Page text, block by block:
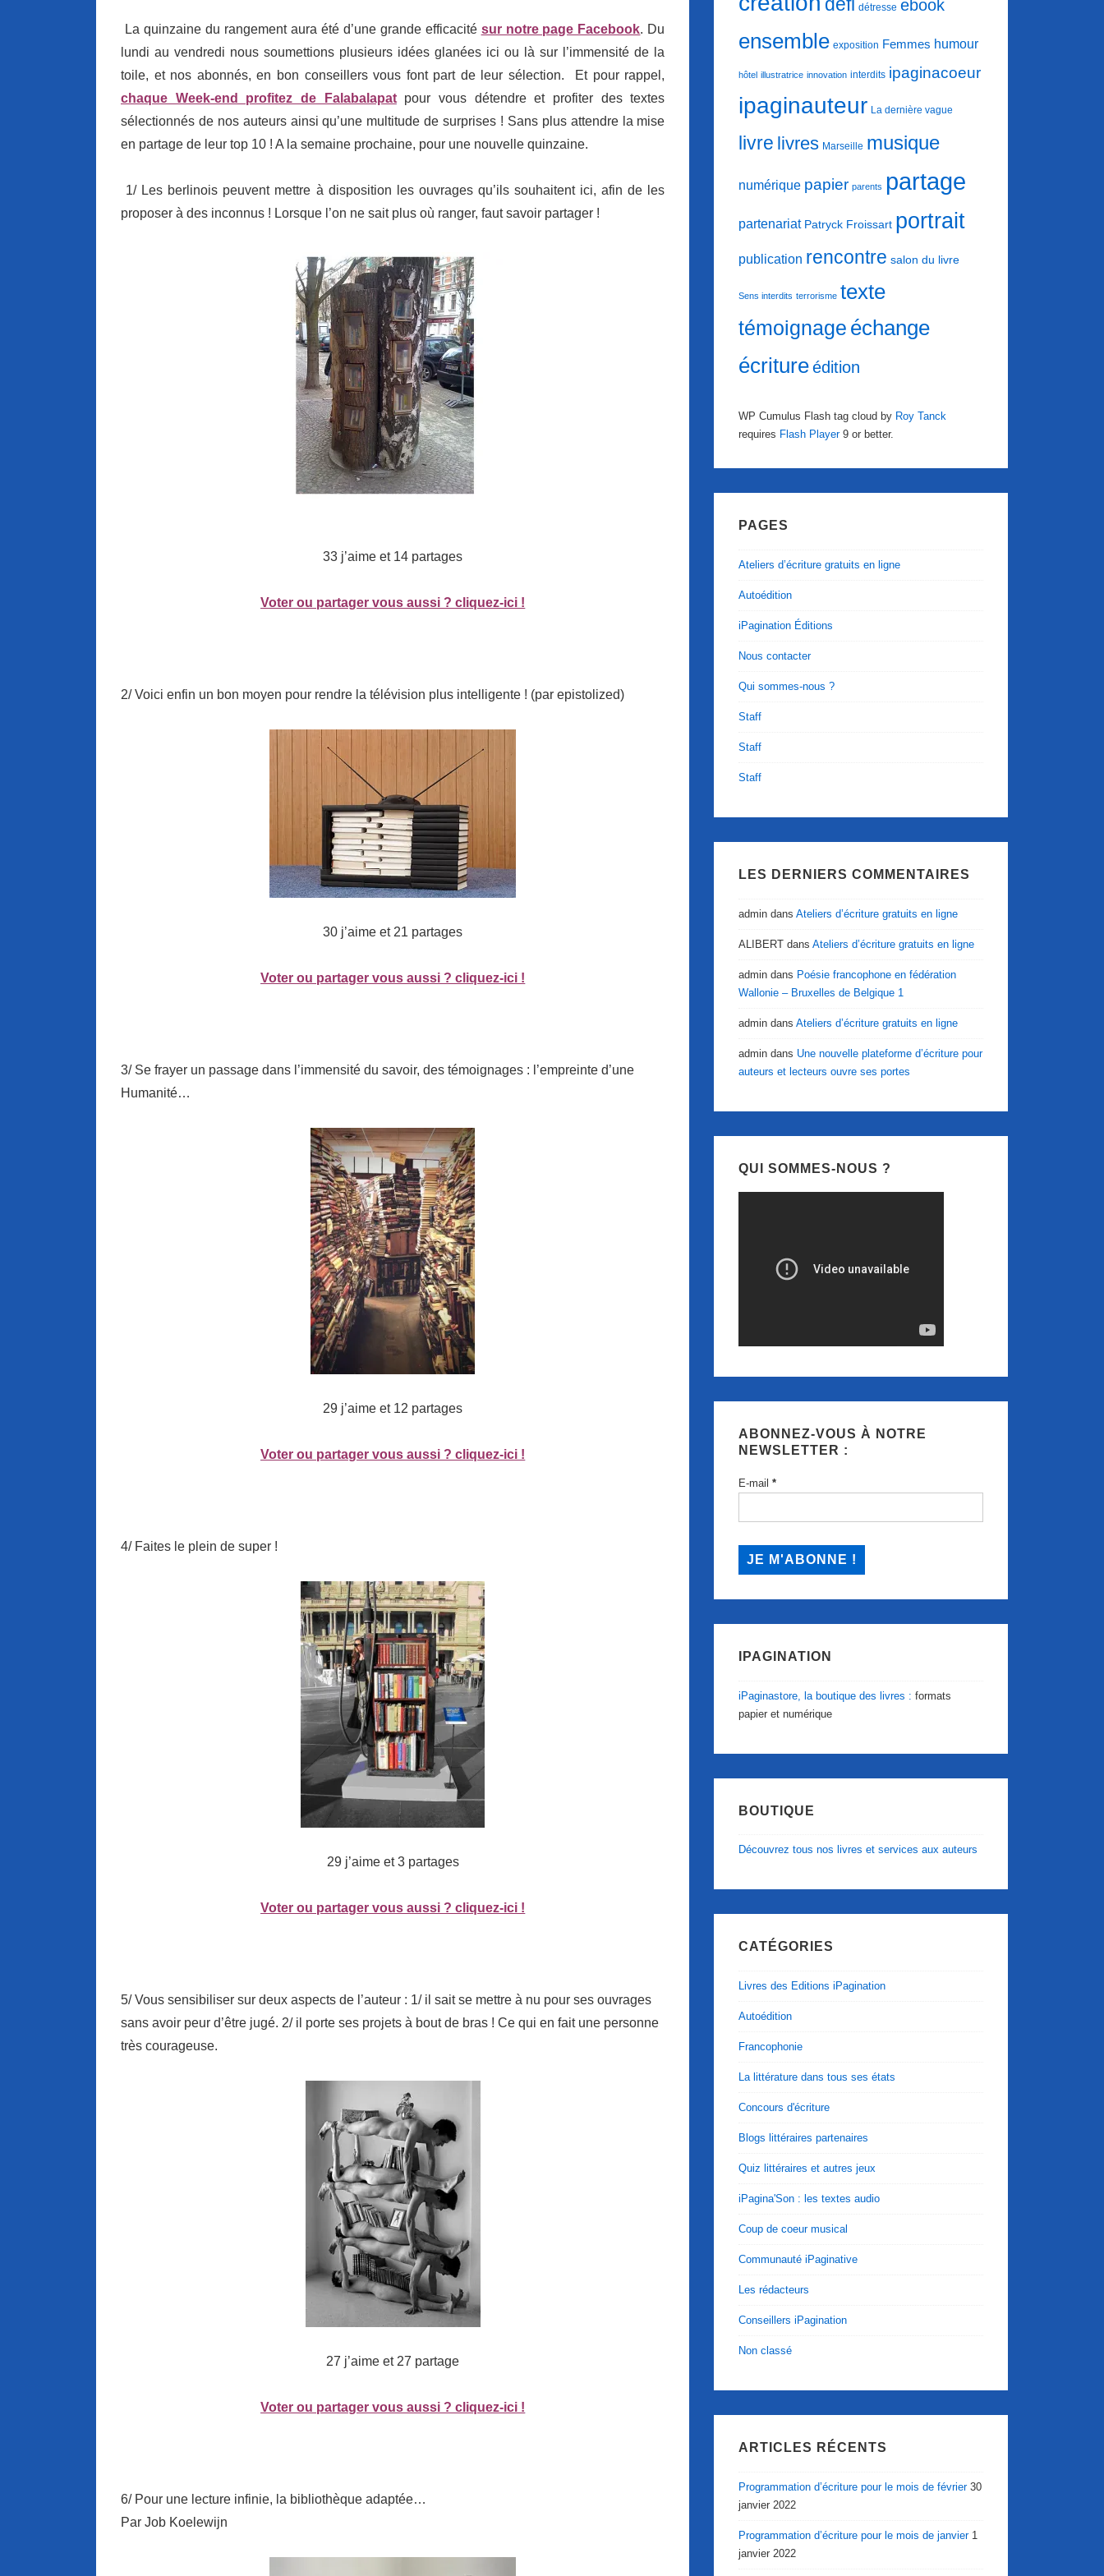
La quinzaine du rangement aura été d’une grande efficacité sur notre page Facebook. Du
lundi au vendredi nous soumettions plusieurs idées glanées ici ou là sur l’immensité de la
toile, et nos abonnés, en bon conseillers vous font part de leur sélection. Et pour rappel,
chaque Week-end profitez de Falabalapatpour vous détendre et profiter des textes
sélectionnés de nos auteurs ainsi qu’une multitude de surprises ! Sans plus attendre la mise
en partage de leur top 10 ! A la semaine prochaine, pour une nouvelle quinzaine.
1/ Les berlinois peuvent mettre à disposition les ouvrages qu’ils souhaitent ici, afin de les
proposer à des inconnus ! Lorsque l’on ne sait plus où ranger, faut savoir partager !
33 j’aime et 14 partages
Voter ou partager vous aussi ? cliquez-ici !
2/ Voici enfin un bon moyen pour rendre la télévision plus intelligente ! (par epistolized)
30 j’aime et 21 partages
Voter ou partager vous aussi ? cliquez-ici !
3/ Se frayer un passage dans l’immensité du savoir, des témoignages : l’empreinte d’une
Humanité…
29 j’aime et 12 partages
Voter ou partager vous aussi ? cliquez-ici !
4/ Faites le plein de super !
29 j’aime et 3 partages
Voter ou partager vous aussi ? cliquez-ici !
5/ Vous sensibiliser sur deux aspects de l’auteur : 1/ il sait se mettre à nu pour ses ouvrages
sans avoir peur d’être jugé. 2/ il porte ses projets à bout de bras ! Ce qui en fait une personne
très courageuse.
27 j’aime et 27 partage
Voter ou partager vous aussi ? cliquez-ici !
6/ Pour une lecture infinie, la bibliothèque adaptée…
Par Job Koelewijn
défi détresse ebook
ensemble exposition Femmes humour
hôtel illustratrice innovation interdits ipaginacoeur
ipaginauteur La dernière vague
livre livres Marseille musique
numérique papier parents partage
partenariat Patryck Froissart portrait
publication rencontre salon du livre
Sens interdits terrorisme texte
témoignage échange
écritureédition
WP Cumulus Flash tag cloud by Roy Tanck
requires Flash Player9 or better.
PAGES
Ateliers d’écriture gratuits en ligne
Autoédition
iPagination Éditions
Nous contacter
Qui sommes-nous ?
Staff
Staff
Staff
LES DERNIERS COMMENTAIRES
admin dansAteliers d’écriture gratuits en ligne
ALIBERT dansAteliers d’écriture gratuits en ligne
admin dans Poésie francophone en fédération
Wallonie – Bruxelles de Belgique 1
admin dansAteliers d’écriture gratuits en ligne
admin dans Une nouvelle plateforme d’écriture pour
auteurs et lecteurs ouvre ses portes
QUI SOMMES-NOUS ?
ABONNEZ-VOUS À NOTRE
NEWSLETTER :
E-mail*
IPAGINATION
iPaginastore, la boutique des livres : formats
papier et numérique
BOUTIQUE
Découvrez tous nos livres et services aux auteurs
CATÉGORIES
Livres des Editions iPagination
Autoédition
Francophonie
La littérature dans tous ses états
Concours d'écriture
Blogs littéraires partenaires
Quiz littéraires et autres jeux
iPagina'Son : les textes audio
Coup de coeur musical
Communauté iPaginative
Les rédacteurs
Conseillers iPagination
Non classé
ARTICLES RÉCENTS
Programmation d’écriture pour le mois de février 30
janvier 2022
Programmation d’écriture pour le mois de janvier 1
janvier 2022